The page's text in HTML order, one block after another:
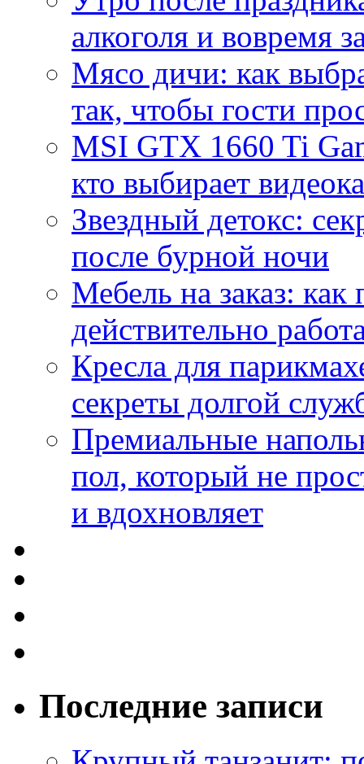
алкоголя и вовремя
Мясо дичи: как
так, чтобы гости
MSI GTX 1660 Ti
кто выбирает
Звездный детокс:
после бурной ночи
Мебель на заказ:
действительно
Кресла для
секреты долгой
Премиальные
пол, который не
и вдохновляет
Последние записи